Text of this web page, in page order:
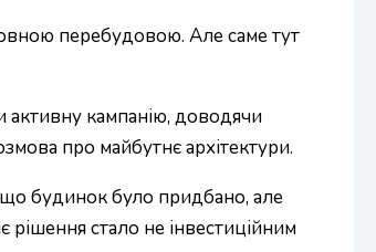
перебудовою. Але саме тут
активну кампанію, доводячи
про майбутнє архітектури.
будинок було придбано, але
рішення стало не інвестиційним